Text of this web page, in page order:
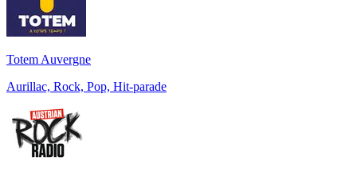
Totem Auvergne
Aurillac, Rock, Pop, Hit-parade